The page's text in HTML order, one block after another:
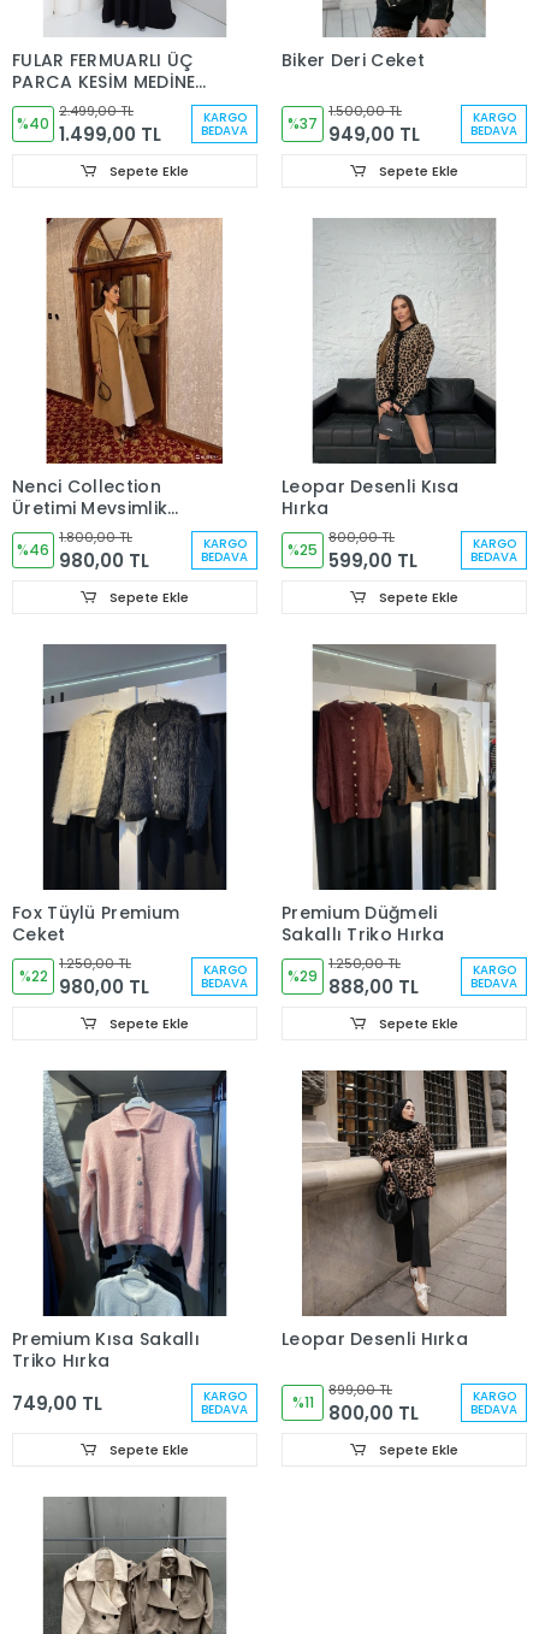
FULAR FERMUARLI ÜÇ
PARÇA KESİM MEDİNE
İPEĞİ FERACE
%40
2.499,00 TL
1.499,00 TL
KARGO
BEDAVA
Sepete Ekle
Biker Deri Ceket
%37
1.500,00 TL
949,00 TL
KARGO
BEDAVA
Sepete Ekle
Nenci Collection
Üretimi Mevsimlik
Trençkot
%46
1.800,00 TL
980,00 TL
KARGO
BEDAVA
Sepete Ekle
Leopar Desenli Kısa
Hırka
%25
800,00 TL
599,00 TL
KARGO
BEDAVA
Sepete Ekle
Fox Tüylü Premium
Ceket
%22
1.250,00 TL
980,00 TL
KARGO
BEDAVA
Sepete Ekle
Premium Düğmeli
Sakallı Triko Hırka
%29
1.250,00 TL
888,00 TL
KARGO
BEDAVA
Sepete Ekle
Premium Kısa Sakallı
Triko Hırka
749,00 TL KARGO
BEDAVA
Sepete Ekle
Leopar Desenli Hırka
%11
899,00 TL
800,00 TL
KARGO
BEDAVA
Sepete Ekle